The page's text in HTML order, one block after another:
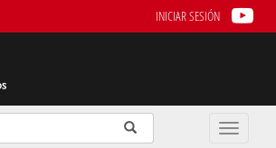
INICIAR SESIÓN
Enviar
Buscar
Toggle